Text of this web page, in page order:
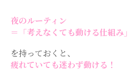
夜のルーティン
＝「考えなくても動ける仕組み」
を持っておくと、
疲れていても迷わず動ける！